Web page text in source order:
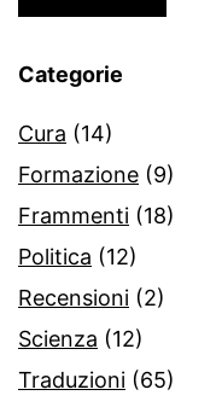
Categorie
Cura (14)
Formazione (9)
Frammenti (18)
Politica (12)
Recensioni (2)
Scienza (12)
Traduzioni (65)